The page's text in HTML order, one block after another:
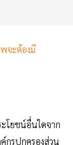
จะต้องมี
โยชน์อื่นใดจาก
กรปกครองส่วน